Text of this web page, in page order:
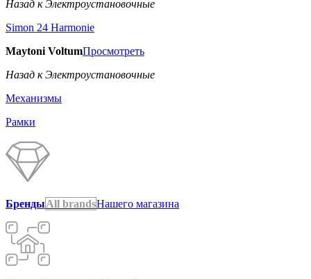
Назад к Электроустановочные
Simon 24 Harmonie
Maytoni VoltumПросмотреть
Назад к Электроустановочные
Механизмы
Рамки
БрендыAll brandsНашего магазина